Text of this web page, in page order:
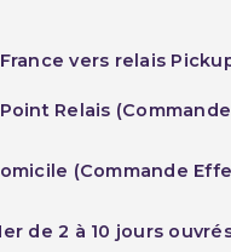
vers relais
Relais
(Commande
de 2 à 10 jours